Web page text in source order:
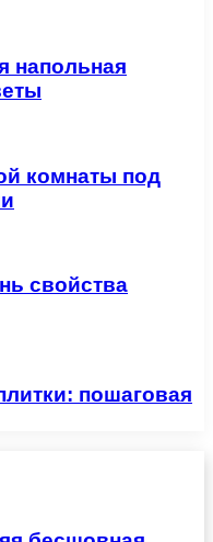
напольная
комнаты под
свойства
пошаговая